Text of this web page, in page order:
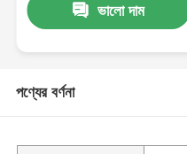
ভালো দাম
পণ্যের বর্ণনা